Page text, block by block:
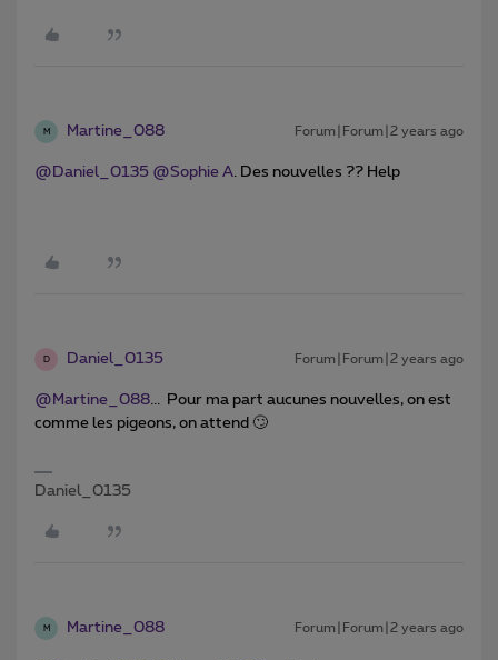
M Martine_088 Forum|Forum|2 years ago
@Daniel_0135 @Sophie A. Des nouvelles ?? Help
D Daniel_0135 Forum|Forum|2 years ago
@Martine_088... Pour ma part aucunes nouvelles, on est
comme les pigeons, on attend 🙄
Daniel_0135
M Martine_088 Forum|Forum|2 years ago